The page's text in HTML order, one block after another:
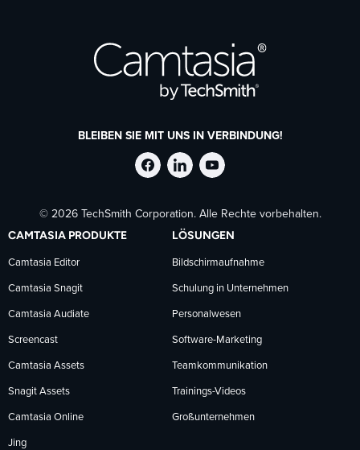
BLEIBEN SIE MIT UNS IN VERBINDUNG!
TechSmith
auf
Facebook
folgen
TechSmith
auf
LinkedIn
folgen
TechSmith
auf
YouTube
folgen
© 2026 TechSmith Corporation. Alle Rechte vorbehalten.
CAMTASIA PRODUKTE
Camtasia Editor
Camtasia Snagit
Camtasia Audiate
Screencast
Camtasia Assets
Snagit Assets
Camtasia Online
Jing
LÖSUNGEN
Bildschirmaufnahme
Schulung in Unternehmen
Personalwesen
Software-Marketing
Teamkommunikation
Trainings-Videos
Großunternehmen